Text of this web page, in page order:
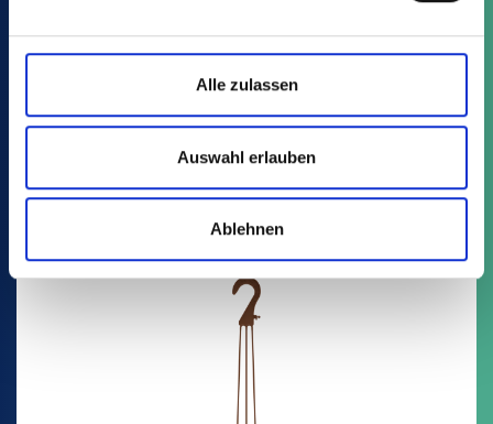
Alle zulassen
Auswahl erlauben
Ablehnen
This might also interest you: